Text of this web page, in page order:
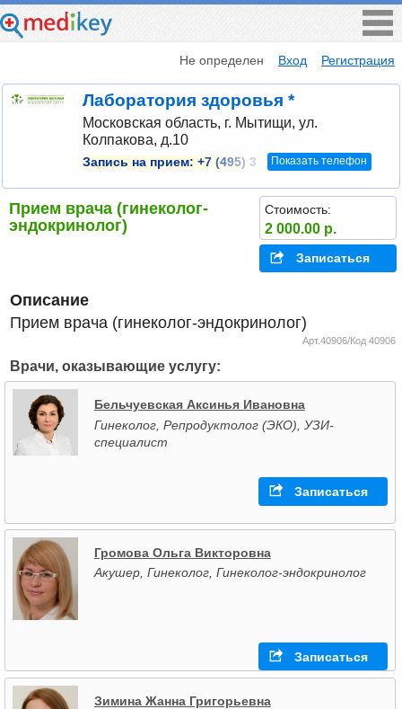
Не определен Вход Регистрация
Лаборатория здоровья *
Московская область, г. Мытищи, ул.
Колпакова, д.10
Запись на прием: +7 (495) 3 Показать телефон
Прием врача (гинеколог-
эндокринолог)
Стоимость:
2 000.00 р.
Записаться
Описание
Прием врача (гинеколог-эндокринолог)
Арт.40906/Код 40906
Врачи, оказывающие услугу:
Бельчуевская Аксинья Ивановна
Гинеколог, Репродуктолог (ЭКО), УЗИ-
специалист
Записаться
Громова Ольга Викторовна
Акушер, Гинеколог, Гинеколог-эндокринолог
Записаться
Зимина Жанна Григорьевна